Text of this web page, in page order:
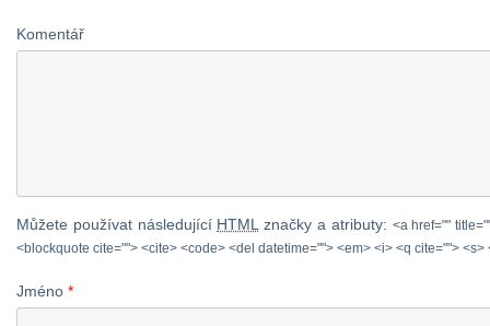
centrály, zde jde o zázemí,
propagaci a budouvání
Komentář
Můžete používat následující HTML značky a atributy: <a href=""
<blockquote cite=""> <cite> <code> <del datetime=""> <em> <i> <q cite=""> <s>
Jméno *